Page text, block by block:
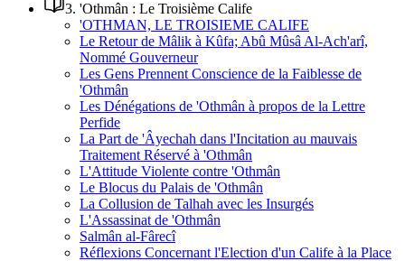
3. 'Othmân : Le Troisième Calife
'OTHMAN, LE TROISIEME CALIFE
Le Retour de Mâlik à Kûfa; Abû Mûsâ Al-Ach'arî,
Nommé Gouverneur
Les Gens Prennent Conscience de la Faiblesse de
'Othmân
Les Dénégations de 'Othmân à propos de la Lettre
Perfide
La Part de 'Âyechah dans l'Incitation au mauvais
Traitement Réservé à 'Othmân
L'Attitude Violente contre 'Othmân
Le Blocus du Palais de 'Othmân
La Collusion de Talhah avec les Insurgés
L'Assassinat de 'Othmân
Salmân al-Fârecî
Réflexions Concernant l'Election d'un Calife à la Place